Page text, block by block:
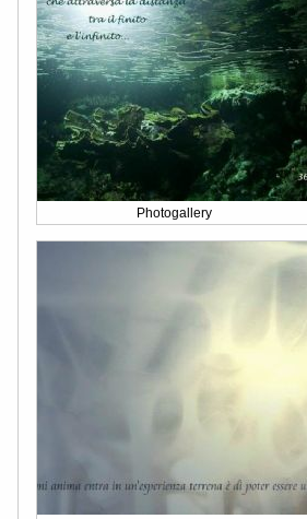
Photogallery